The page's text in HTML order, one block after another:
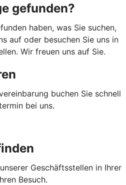
gefunden?
haben, was Sie suchen,
auf oder besuchen Sie uns in
Wir freuen uns auf Sie.
buchen Sie schnell
bei uns.
Geschäftsstellen in Ihrer
Besuch.